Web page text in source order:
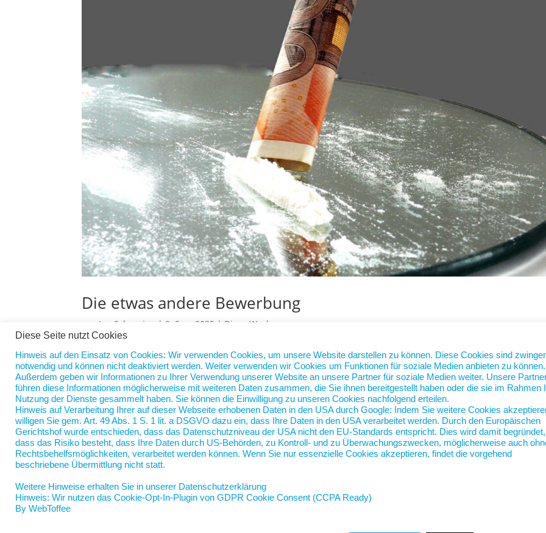
Die etwas andere Bewerbung
Jan Scherping | 9. Sep. 2025 | Diese Woche
Da sucht jemand in den sogenannten sozialen Medien einen Job als Fahrer. In seinem Profil kommen auch
Schneeflocken- oder Eiszapfen-Emojis vor. Vielleicht im Namen das Wort „Coke“. Und schon weiß der Eingeweihte
Bescheid, da ist jemand bereit, als „Weißer Bote“ zu...
Diese Seite nutzt Cookies
Hinweis auf den Einsatz von Cookies: Wir verwenden Cookies, um unsere Website darstellen zu können. Diese Cookies sind
notwendig und können nicht deaktiviert werden. Weiter verwenden wir Cookies um Funktionen für soziale Medien anbieten zu können.
Außerdem geben wir Informationen zu Ihrer Verwendung unserer Website an unsere Partner für soziale Medien weiter. Unsere
führen diese Informationen möglicherweise mit weiteren Daten zusammen, die Sie ihnen bereitgestellt haben oder die sie im Rahmen
Nutzung der Dienste gesammelt haben. Sie können die Einwilligung zu unseren Cookies nachfolgend erteilen.
Hinweis auf Verarbeitung Ihrer auf dieser Webseite erhobenen Daten in den USA durch Google: Indem Sie weitere Cookies
willigen Sie gem. Art. 49 Abs. 1 S. 1 lit. a DSGVO dazu ein, dass Ihre Daten in den USA verarbeitet werden. Durch den Europäischen
Gerichtshof wurde entschieden, dass das Datenschutzniveau der USA nicht den EU-Standards entspricht. Dies wird damit begründet,
dass das Risiko besteht, dass Ihre Daten durch US-Behörden, zu Kontroll- und zu Überwachungszwecken, möglicherweise auch
Rechtsbehelfsmöglichkeiten, verarbeitet werden können. Wenn Sie nur essenzielle Cookies akzeptieren, findet die vorgehend
beschriebene Übermittlung nicht statt.
Weitere Hinweise erhalten Sie in unserer Datenschutzerklärung
Hinweis: Wir nutzen das Cookie-Opt-In-Plugin von GDPR Cookie Consent (CCPA Ready)
By WebToffee